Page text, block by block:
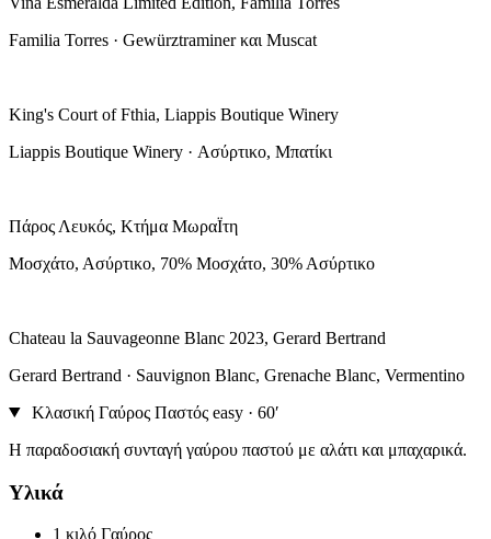
Familia Torres · Gewürztraminer και Muscat
King's Court of Fthia, Liappis Boutique Winery
Liappis Boutique Winery · Ασύρτικο, Μπατίκι
Πάρος Λευκός, Κτήμα ΜωραΪτη
Μοσχάτο, Ασύρτικο, 70% Μοσχάτο, 30% Ασύρτικο
Chateau la Sauvageonne Blanc 2023, Gerard Bertrand
Gerard Bertrand · Sauvignon Blanc, Grenache Blanc, Vermentino
Κλασική Γαύρος Παστός easy · 60′
Η παραδοσιακή συνταγή γαύρου παστού με αλάτι και μπαχαρικά.
Υλικά
1 κιλό Γαύρος